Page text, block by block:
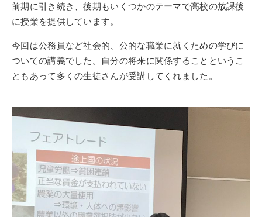
前期に引き続き、後期もいくつかのテーマで高校の放課後
に授業を提供しています。
今回は公務員など社会的、公的な職業に就くための学びに
ついての講義でした。自分の将来に関係することというこ
ともあって多くの生徒さんが受講してくれました。